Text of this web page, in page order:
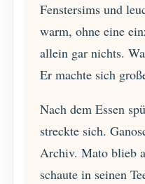
Fenstersims und
warm, ohne eine
allein gar nichts.
Er machte sich
Nach dem Essen
streckte sich.
Archiv. Mato blieb
schaute in seinen